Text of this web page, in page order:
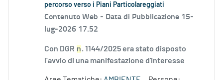
percorso verso i Piani Particolareggiati
Contenuto Web - Data di Pubblicazione 15-
lug-2026 17.52
Con DGR n. 1144/2025 era stato disposto
l’avvio di una manifestazione d'interesse